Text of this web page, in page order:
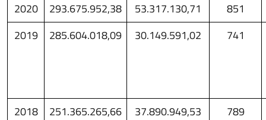
2020
293.675.952,38 53.317.130,71
851
2019
285.604.018,09 30.149.591,02 741
2018 251.365.265,66 37.890.949,53 789